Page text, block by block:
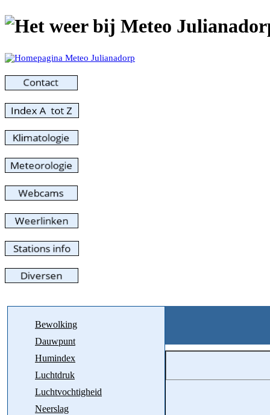
Bewolking
Dauwpunt
Humindex
Luchtdruk
Luchtvochtigheid
Neerslag